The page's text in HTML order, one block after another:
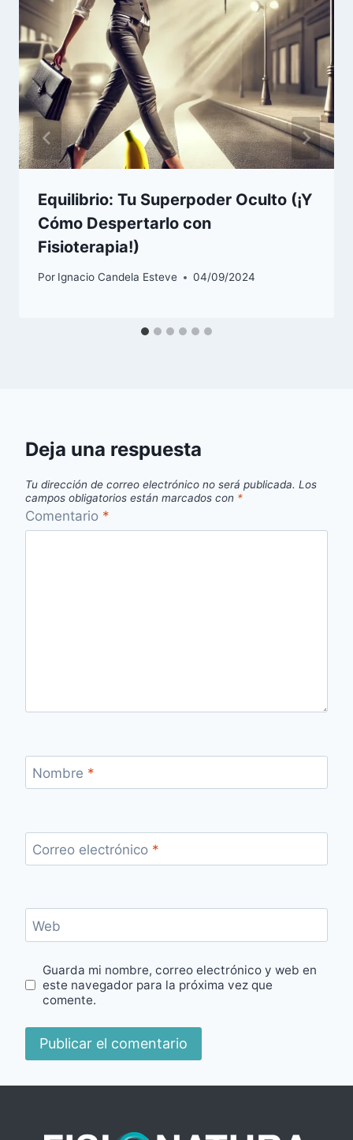
Equilibrio: Tu Superpoder Oculto (¡Y
Cómo Despertarlo con
Fisioterapia!)
Por Ignacio Candela Esteve 04/09/2024
Deja una respuesta
Tu dirección de correo electrónico no será publicada. Los
campos obligatorios están marcados con *
Comentario *
Nombre *
Correo electrónico *
Web
Guarda mi nombre, correo electrónico y web en
este navegador para la próxima vez que
comente.